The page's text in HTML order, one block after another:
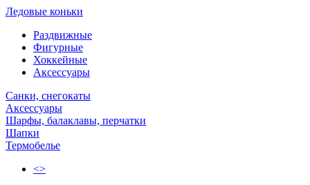
Ледовые коньки
Раздвижные
Фигурные
Хоккейные
Аксессуары
Санки, снегокаты
Аксессуары
Шарфы, балаклавы, перчатки
Шапки
Термобелье
<>